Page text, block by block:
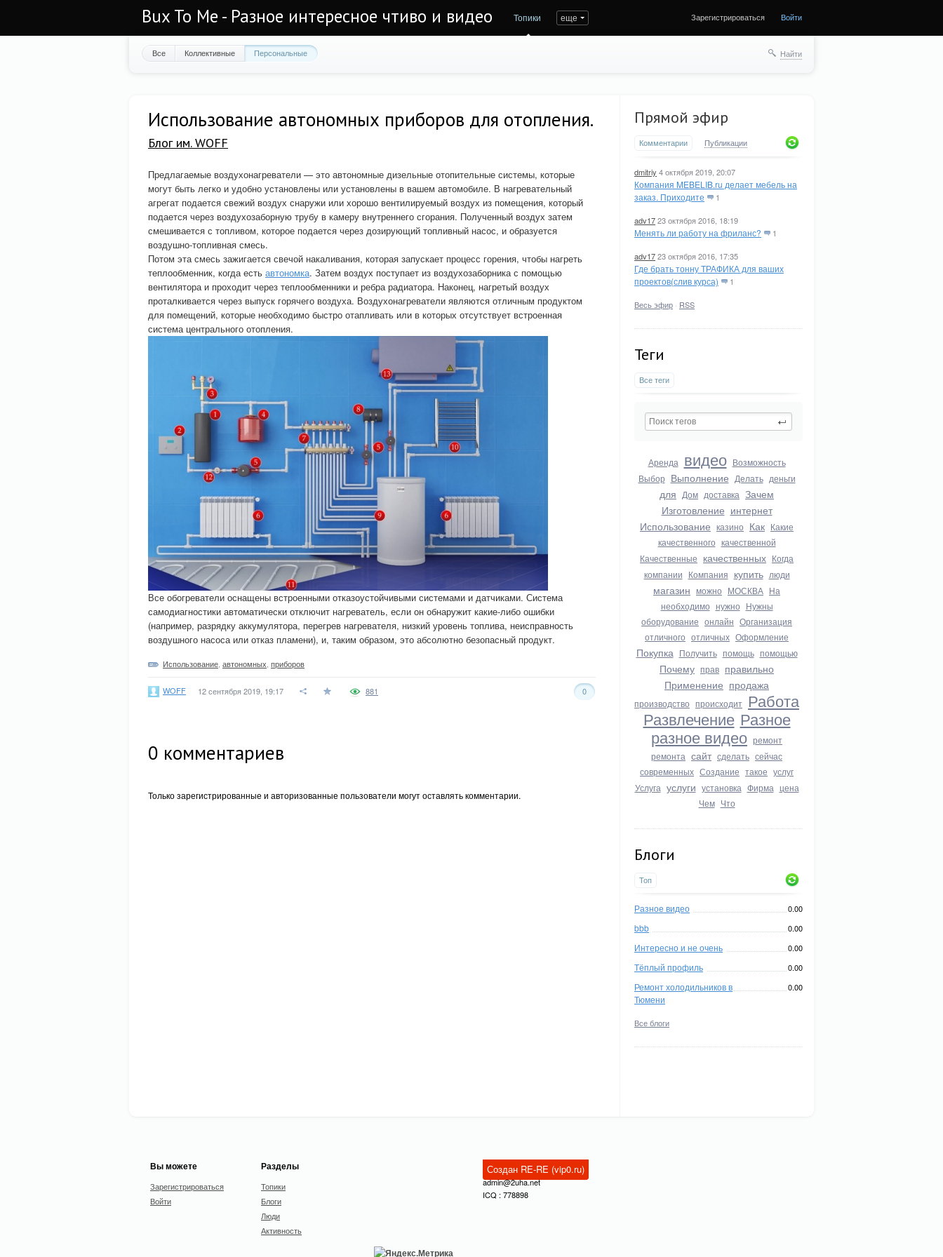
Bux To Me - Разное интересное чтиво и видео Топики еще Зарегистрироваться Войти
Все Коллективные Персональные Найти
Прямой эфир
Комментарии Публикации
dmitriy 4 октября 2019, 20:07
Компания MEBELIB.ru делает мебель на
заказ. Приходите
1
adv1723 октября 2016, 18:19
Менять ли работу на фриланс? 1
adv1723 октября 2016, 17:35
Где брать тонну ТРАФИКА для ваших
проектов(слив курса)
1
Весь эфир · RSS
Теги
Все теги
Аренда видео Возможность
Выбор Выполнение Делать деньги
для Дом доставка Зачем
Изготовление интернет
Использование казино Как Какие
качественного качественной
Качественные качественных Когда
компании Компания купить люди
магазин можно МОСКВА На
необходимо нужно Нужны
оборудование онлайн Организация
отличного отличных Оформление
Покупка Получить помощь помощью
Почему прав правильно
Применение продажа
производство происходит Работа
Развлечение Разное
разное видео ремонт
ремонта сайт сделать сейчас
современных Создание такое услуг
Услуга услуги установка Фирма цена
Чем Что
Блоги
Топ
Разное видео 0.00
bbb 0.00
Интересно и не очень 0.00
Тёплый профиль 0.00
Ремонт холодильников в
Тюмени
0.00
Все блоги
Использование автономных приборов для отопления.
Блог им. WOFF
Предлагаемые воздухонагреватели — это автономные дизельные отопительные системы, которые
могут быть легко и удобно установлены или установлены в вашем автомобиле. В нагревательный
агрегат подается свежий воздух снаружи или хорошо вентилируемый воздух из помещения, который
подается через воздухозаборную трубу в камеру внутреннего сгорания. Полученный воздух затем
смешивается с топливом, которое подается через дозирующий топливный насос, и образуется
воздушно-топливная смесь.
Потом эта смесь зажигается свечой накаливания, которая запускает процесс горения, чтобы нагреть
теплообменник, когда есть автономка. Затем воздух поступает из воздухозаборника с помощью
вентилятора и проходит через теплообменники и ребра радиатора. Наконец, нагретый воздух
проталкивается через выпуск горячего воздуха. Воздухонагреватели являются отличным продуктом
для помещений, которые необходимо быстро отапливать или в которых отсутствует встроенная
система центрального отопления.
Все обогреватели оснащены встроенными отказоустойчивыми системами и датчиками. Система
самодиагностики автоматически отключит нагреватель, если он обнаружит какие-либо ошибки
(например, разрядку аккумулятора, перегрев нагревателя, низкий уровень топлива, неисправность
воздушного насоса или отказ пламени), и, таким образом, это абсолютно безопасный продукт.
Использование автономных приборов
WOFF 12 сентября 2019, 19:17 0
881
0 комментариев
Только зарегистрированные и авторизованные пользователи могут оставлять комментарии.
Вы можете
Зарегистрироваться
Войти
Разделы
Топики
Блоги
Люди
Активность
Создан RE-RE (vip0.ru)
admin@2uha.net
ICQ : 778898